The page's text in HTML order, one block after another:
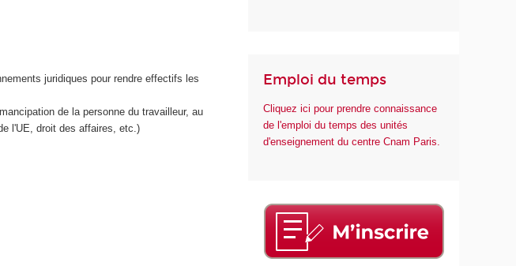
juridiques pour rendre effectifs les
de la personne du travailleur, au
l'UE, droit des affaires, etc.)
Emploi du temps
Cliquez ici pour prendre connaissance
de l'emploi du temps des unités
d'enseignement du centre Cnam Paris.